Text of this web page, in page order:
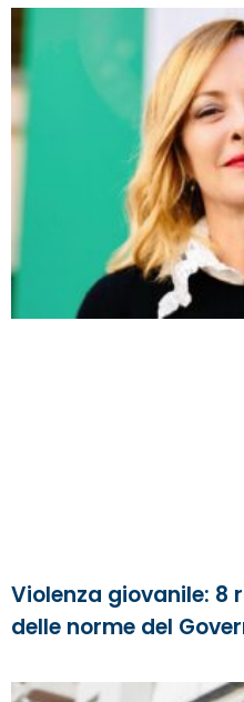
Violenza giovanile: 8
delle norme del